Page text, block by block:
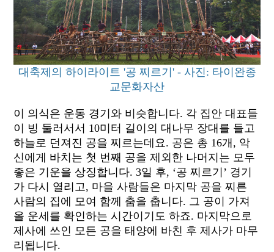
대축제의 하이라이트 '공 찌르기' - 사진: 타이완종
교문화자산
이 의식은 운동 경기와 비슷합니다. 각 집안 대표들
이 빙 둘러서서 10미터 길이의 대나무 장대를 들고
하늘로 던져진 공을 찌르는데요. 공은 총 16개, 악
신에게 바치는 첫 번째 공을 제외한 나머지는 모두
좋은 기운을 상징합니다. 3일 후, ‘공 찌르기’ 경기
가 다시 열리고, 마을 사람들은 마지막 공을 찌른
사람의 집에 모여 함께 춤을 춥니다. 그 공이 가져
올 운세를 확인하는 시간이기도 하죠. 마지막으로
제사에 쓰인 모든 공을 태양에 바친 후 제사가 마무
리됩니다.